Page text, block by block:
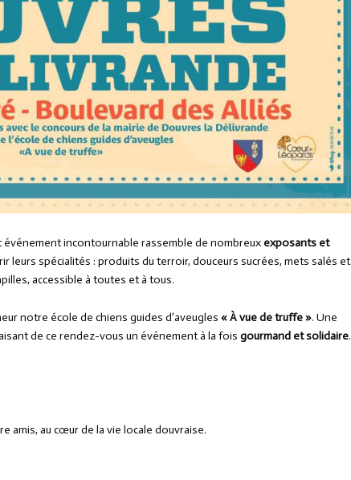
événement incontournable rassemble de nombreux exposants et
leurs spécialités : produits du terroir, douceurs sucrées, mets salés et
accessible à toutes et à tous.
notre école de chiens guides d’aveugles « À vue de truffe ». Une
de ce rendez-vous un événement à la foisgourmand et solidaire.
amis, au cœur de la vie locale douvraise.